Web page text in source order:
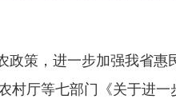
，进一步加强我省惠
村厅等七部门《关于进